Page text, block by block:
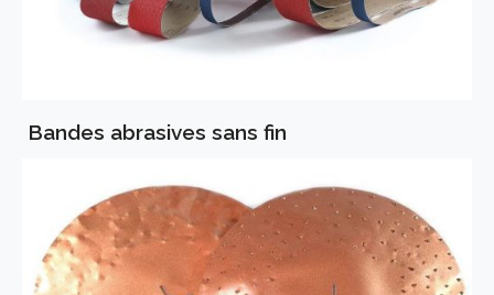
Bandes abrasives sans fin